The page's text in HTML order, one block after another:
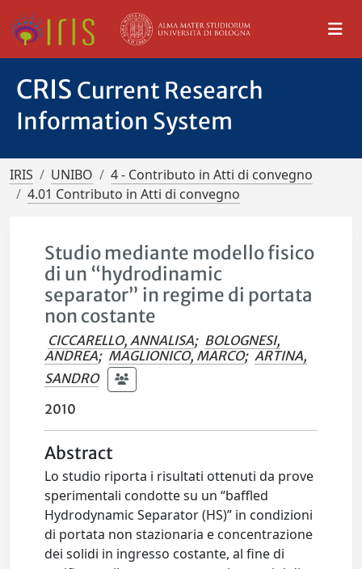
CRIS Current Research
Information System
IRIS UNIBO
4 - Contributo in Atti di convegno
4.01 Contributo in Atti di convegno
Studio mediante modello fisico
di un “hydrodinamic
separator” in regime di portata
non costante
CICCARELLO, ANNALISA; BOLOGNESI,
ANDREA; MAGLIONICO, MARCO; ARTINA,
SANDRO
2010
Abstract
Lo studio riporta i risultati ottenuti da prove
sperimentali condotte su un “baffled
Hydrodynamic Separator (HS)” in condizioni
di portata non stazionaria e concentrazione
dei solidi in ingresso costante, al fine di